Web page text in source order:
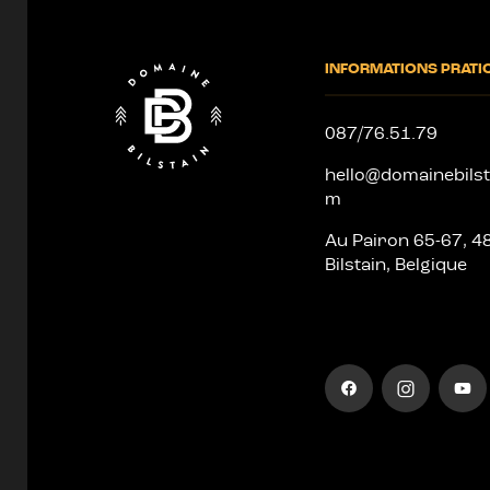
INFORMATIONS
087/76.51.79
m
Au Pairon 65-67,
Bilstain, Belgique
Aller
sur
notre
Aller
sur
notre
Aller
sur
notre